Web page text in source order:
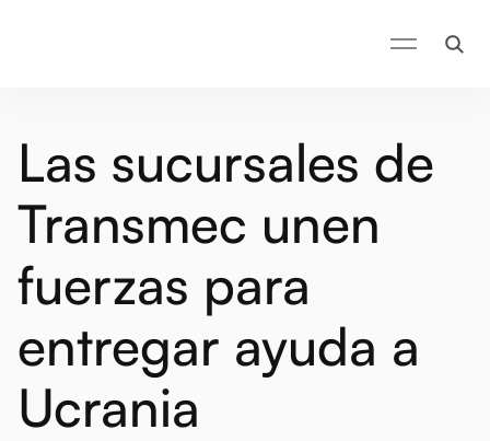
Las sucursales de
Transmec unen
fuerzas para
entregar ayuda a
Ucrania